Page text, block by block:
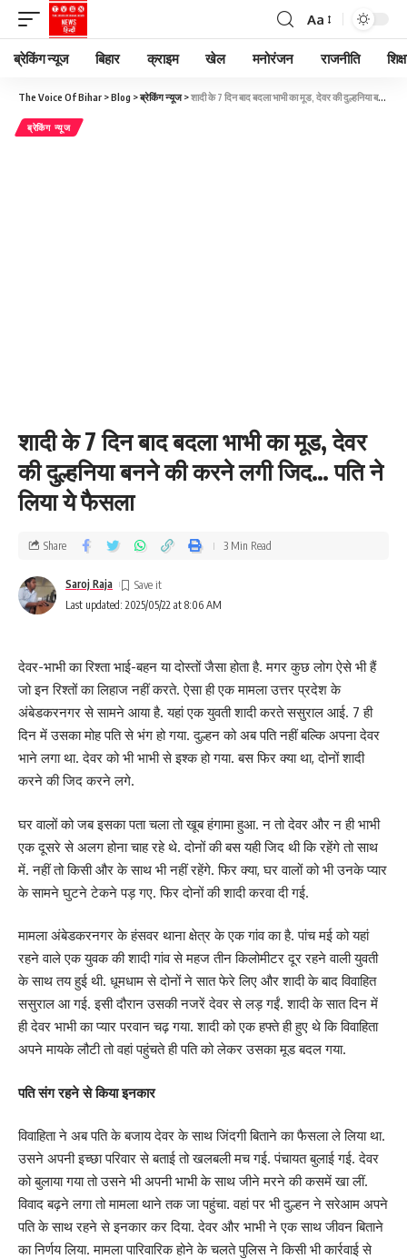
Aa
ब्रेकिंग न्यूज बिहार क्राइम खेल मनोरंजन राजनीति
The Voice Of Bihar >Blog >ब्रेकिंग न्यूज>शादी के 7 दिन बाद बदला भाभी का मूड, देवर की दुल्हनिया बनने की करने लगी जिद… पति ने लिया ये फैसला
ब्रेकिंग न्यूज
शादी के 7 दिन बाद बदला भाभी का मूड, देवर
की दुल्हनिया बनने की करने लगी जिद… पति ने
लिया ये फैसला
Last updated: 2025/05/22 at 8:06 AM
Saroj Raja
Share 3 Min Read
देवर-भाभी का रिश्ता भाई-बहन या दोस्तों जैसा होता है. मगर कुछ लोग ऐसे भी हैं
जो इन रिश्तों का लिहाज नहीं करते. ऐसा ही एक मामला उत्तर प्रदेश के
अंबेडकरनगर से सामने आया है. यहां एक युवती शादी करते ससुराल आई. 7 ही
दिन में उसका मोह पति से भंग हो गया. दुल्हन को अब पति नहीं बल्कि अपना देवर
भाने लगा था. देवर को भी भाभी से इश्क हो गया. बस फिर क्या था, दोनों शादी
करने की जिद करने लगे.
घर वालों को जब इसका पता चला तो खूब हंगामा हुआ. न तो देवर और न ही भाभी
एक दूसरे से अलग होना चाह रहे थे. दोनों की बस यही जिद थी कि रहेंगे तो साथ
में. नहीं तो किसी और के साथ भी नहीं रहेंगे. फिर क्या, घर वालों को भी उनके प्यार
के सामने घुटने टेकने पड़ गए. फिर दोनों की शादी करवा दी गई.
मामला अंबेडकरनगर के हंसवर थाना क्षेत्र के एक गांव का है. पांच मई को यहां
रहने वाले एक युवक की शादी गांव से महज तीन किलोमीटर दूर रहने वाली युवती
के साथ तय हुई थी. धूमधाम से दोनों ने सात फेरे लिए और शादी के बाद विवाहित
ससुराल आ गई. इसी दौरान उसकी नजरें देवर से लड़ गईं. शादी के सात दिन में
ही देवर भाभी का प्यार परवान चढ़ गया. शादी को एक हफ्ते ही हुए थे कि विवाहिता
अपने मायके लौटी तो वहां पहुंचते ही पति को लेकर उसका मूड बदल गया.
पति संग रहने से किया इनकार
विवाहिता ने अब पति के बजाय देवर के साथ जिंदगी बिताने का फैसला ले लिया था.
उसने अपनी इच्छा परिवार से बताई तो खलबली मच गई. पंचायत बुलाई गई. देवर
को बुलाया गया तो उसने भी अपनी भाभी के साथ जीने मरने की कसमें खा लीं.
विवाद बढ़ने लगा तो मामला थाने तक जा पहुंचा. वहां पर भी दुल्हन ने सरेआम अपने
पति के साथ रहने से इनकार कर दिया. देवर और भाभी ने एक साथ जीवन बिताने
का निर्णय लिया. मामला पारिवारिक होने के चलते पुलिस ने किसी भी कार्रवाई से